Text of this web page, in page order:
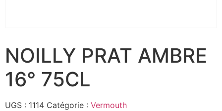
NOILLY PRAT AMBRE
16° 75CL
UGS : 1114 Catégorie : Vermouth